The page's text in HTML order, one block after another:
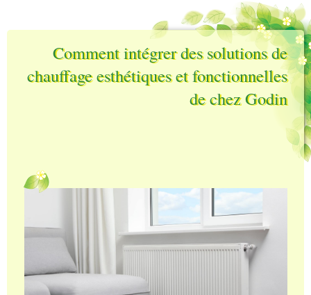
Comment intégrer des solutions de
chauffage esthétiques et fonctionnelles
de chez Godin